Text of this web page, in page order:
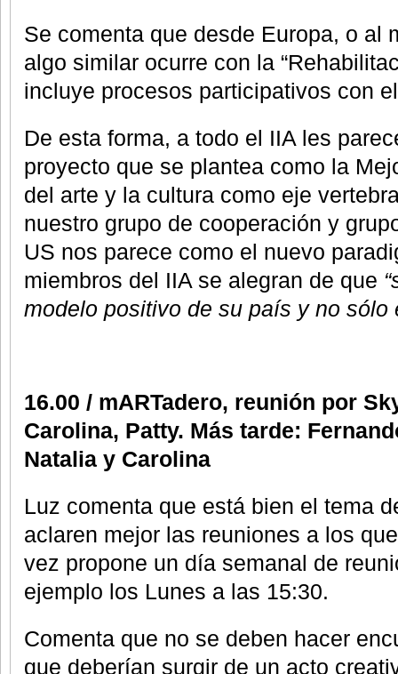
Se comenta que desde Europa, o al
algo similar ocurre con la
incluye procesos participativos con
De esta forma, a todo el IIA les
proyecto que se plantea como la
del arte y la cultura como eje
nuestro grupo de cooperación y
US nos parece como el nuevo
miembros del IIA se alegran de que
modelo positivo de su país y no sólo
16.00 / mARTadero, reunión por
Carolina, Patty. Más tarde:
Natalia y Carolina
Luz comenta que está bien el tema
aclaren mejor las reuniones a los
vez propone un día semanal de
ejemplo los Lunes a las 15:30.
Comenta que no se deben hacer
que deberían surgir de un acto